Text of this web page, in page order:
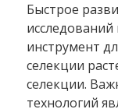
Быстрое
инструмент
селекции
селекции.
технологий